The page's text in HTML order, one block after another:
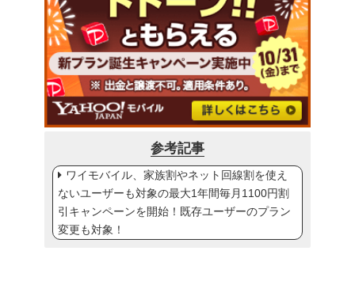
参考記事
ワイモバイル、家族割やネット回線割を使え
ないユーザーも対象の最大1年間毎月1100円割
引キャンペーンを開始！既存ユーザーのプラン
変更も対象！